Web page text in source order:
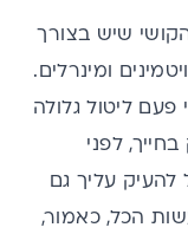
שיש בצורך
ומינרלים.
ליטול גלולה
לפני
להעיק עליך גם
הכל, כאמור,